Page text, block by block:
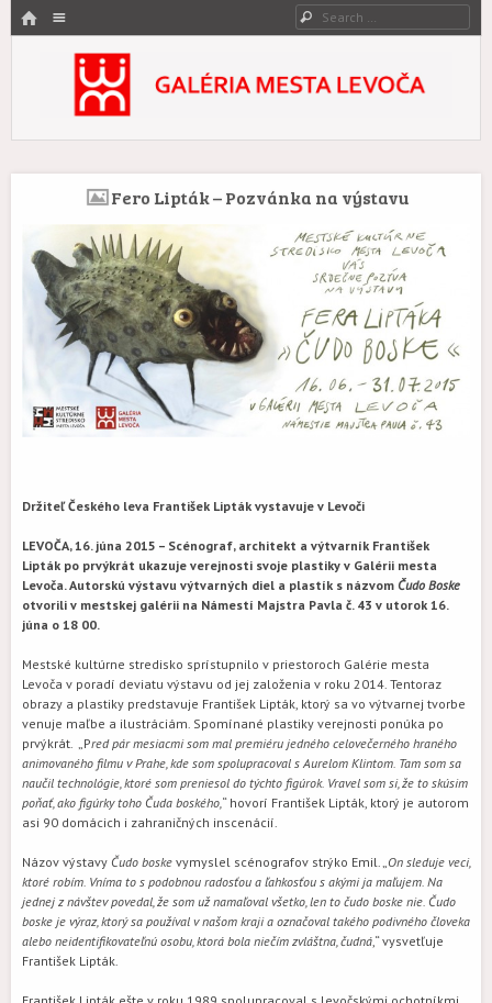
HOME Search
Galéria mesta Levoča
Fero Lipták – Pozvánka na výstavu
Držiteľ Českého leva František Lipták vystavuje v Levoči
LEVOČA, 16. júna 2015 – Scénograf, architekt a výtvarník František
Lipták po prvýkrát ukazuje verejnosti svoje plastiky v Galérii mesta
Levoča. Autorskú výstavu výtvarných diel a plastík s názvom Čudo Boske
otvorili v mestskej galérii na Námestí Majstra Pavla č. 43 v utorok 16.
júna o 18 00.
Mestské kultúrne stredisko sprístupnilo v priestoroch Galérie mesta
Levoča v poradí deviatu výstavu od jej založenia v roku 2014. Tentoraz
obrazy a plastiky predstavuje František Lipták, ktorý sa vo výtvarnej tvorbe
venuje maľbe a ilustráciám. Spomínané plastiky verejnosti ponúka po
prvýkrát. „Pred pár mesiacmi som mal premiéru jedného celovečerného hraného
animovaného filmu v Prahe, kde som spolupracoval s Aurelom Klintom. Tam som sa
naučil technológie, ktoré som preniesol do týchto figúrok. Vravel som si, že to skúsim
poňať, ako figúrky toho Čuda boského,“ hovorí František Lipták, ktorý je autorom
asi 90 domácich i zahraničných inscenácií.
Názov výstavy Čudo boske vymyslel scénografov strýko Emil. „On sleduje veci,
ktoré robím. Vníma to s podobnou radosťou a ľahkosťou s akými ja maľujem. Na
jednej z návštev povedal, že som už namaľoval všetko, len to čudo boske nie. Čudo
boske je výraz, ktorý sa používal v našom kraji a označoval takého podivného človeka
alebo neidentifikovateľnú osobu, ktorá bola niečím zvláštna, čudná,“ vysvetľuje
František Lipták.